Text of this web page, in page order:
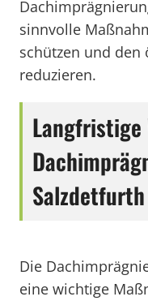
sinnvolle
schützen und den
reduzieren.
Salzdetfurth
Die
eine wichtige